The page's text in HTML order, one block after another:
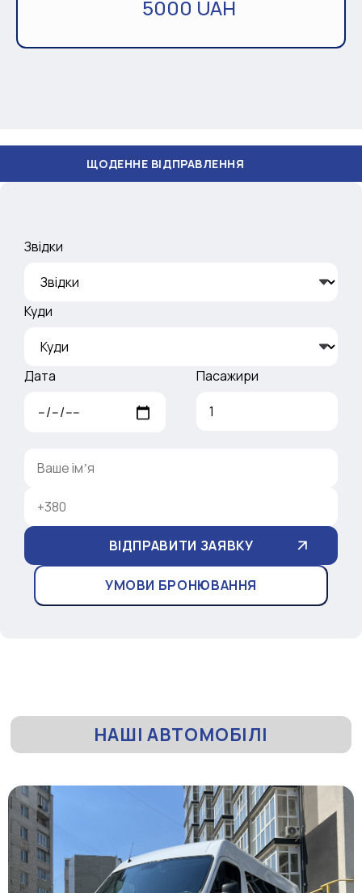
5000 UAH
ВІДПРАВЛЕННЯ
Звідки
Куди
Дата Пасажири
УМОВИ БРОНЮВАННЯ
НАШІ АВТОМОБІЛІ